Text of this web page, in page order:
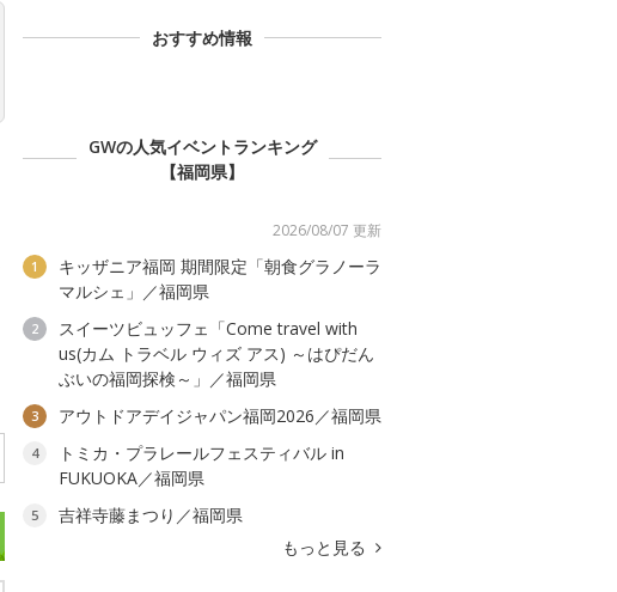
おすすめ情報
GWの人気イベントランキング
【福岡県】
2026/08/07 更新
1
キッザニア福岡 期間限定「朝食グラノーラ
マルシェ」／福岡県
2
スイーツビュッフェ「Come travel with
us(カム トラベル ウィズ アス) ～はぴだん
ぶいの福岡探検～」／福岡県
3 アウトドアデイジャパン福岡2026／福岡県
4
トミカ・プラレールフェスティバル in
FUKUOKA／福岡県
5
吉祥寺藤まつり／福岡県
もっと見る